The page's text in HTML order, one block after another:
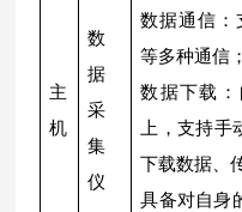
主
机
数
据
采
集
仪
数据通信：
等多种通信；
数据下载
上，支持手
下载数据、
具备对自身